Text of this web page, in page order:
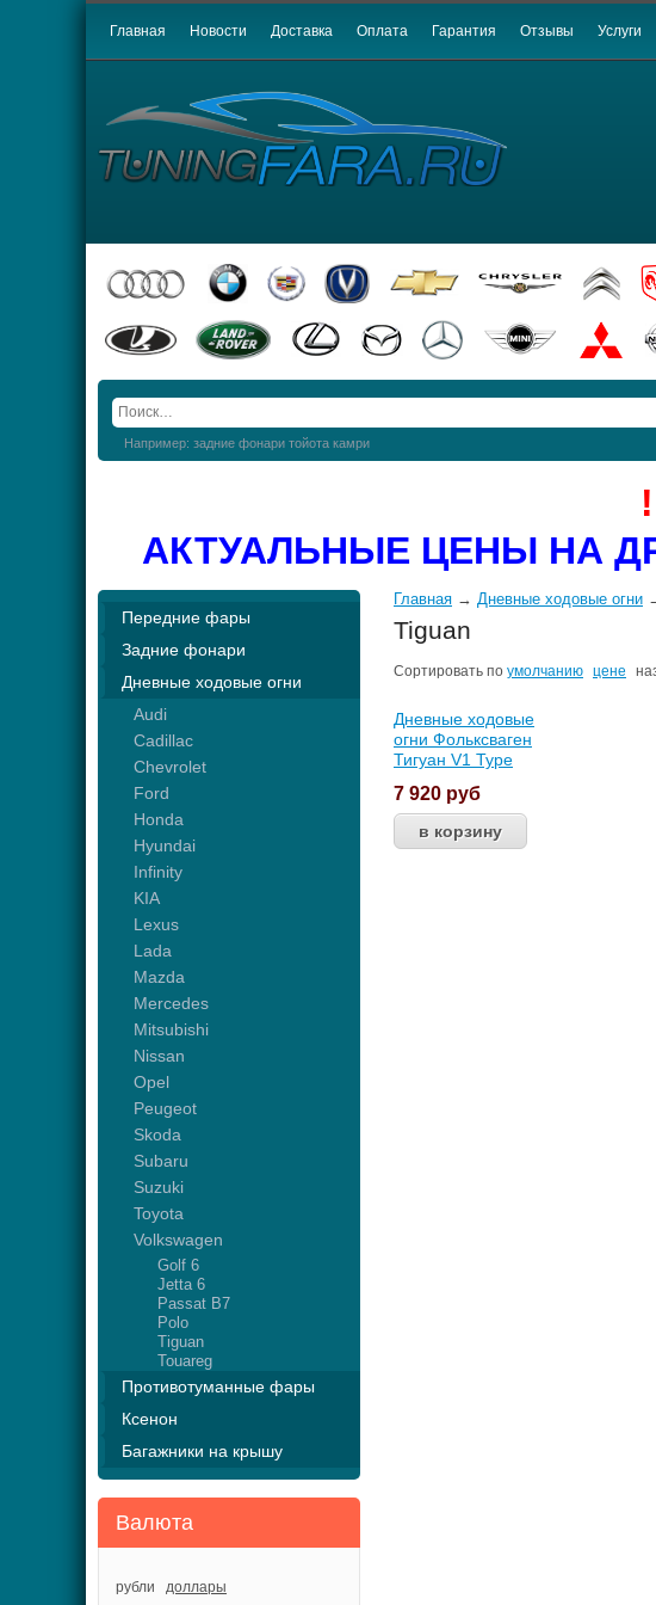
Главная Новости Доставка Оплата Гарантия Отзывы Услуги
Например: задние фонари тойота камри
АКТУАЛЬНЫЕ ЦЕНЫ НА
Передние фары
Задние фонари
Дневные ходовые огни
Audi
Cadillac
Chevrolet
Ford
Honda
Hyundai
Infinity
KIA
Lexus
Lada
Mazda
Mercedes
Mitsubishi
Nissan
Opel
Peugeot
Skoda
Subaru
Suzuki
Toyota
Volkswagen
Golf 6
Jetta 6
Passat B7
Polo
Tiguan
Touareg
Противотуманные фары
Ксенон
Багажники на крышу
Валюта
рубли доллары
Главная → Дневные ходовые огни
Tiguan
Сортировать по умолчанию цене
Дневные ходовые
огни Фольксваген
Тигуан V1 Type
7 920 руб